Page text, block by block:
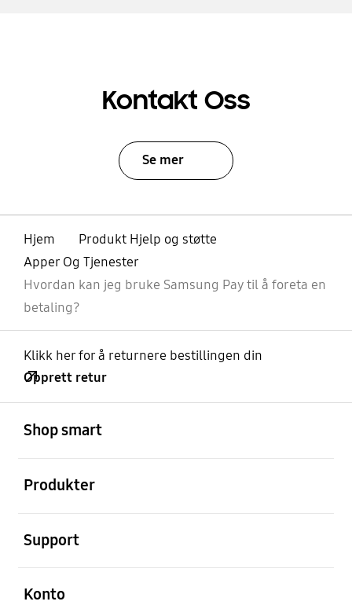
Kontakt Oss
Se mer
Hjem
Produkt Hjelp og støtte
Apper Og Tjenester
Hvordan kan jeg bruke Samsung Pay til å foreta en
betaling?
Klikk her for å returnere bestillingen din
Opprett retur
Shop smart
Produkter
Support
Konto